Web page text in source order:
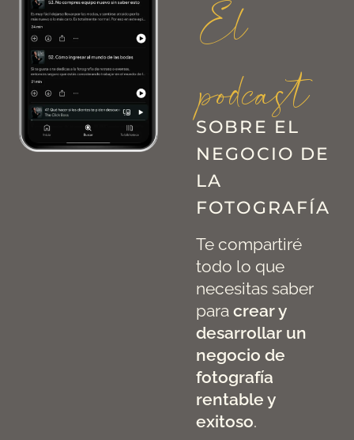
El
podcast
SOBRE EL
NEGOCIO DE
LA
FOTOGRAFÍA
Te compartiré
todo lo que
necesitas saber
para crear y
desarrollar un
negocio de
fotografía
rentable y
exitoso.